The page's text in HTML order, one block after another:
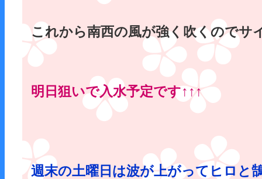
これから南西の風が強く吹くのでサ
明日狙いで入水予定です↑↑↑
週末の土曜日は波が上がってヒロと